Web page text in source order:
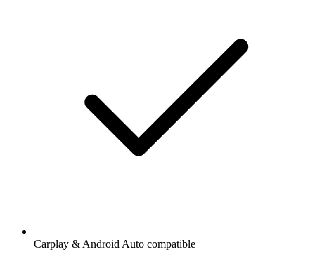
Carplay & Android Auto compatible